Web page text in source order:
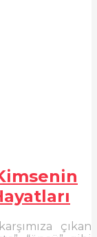
çıkan